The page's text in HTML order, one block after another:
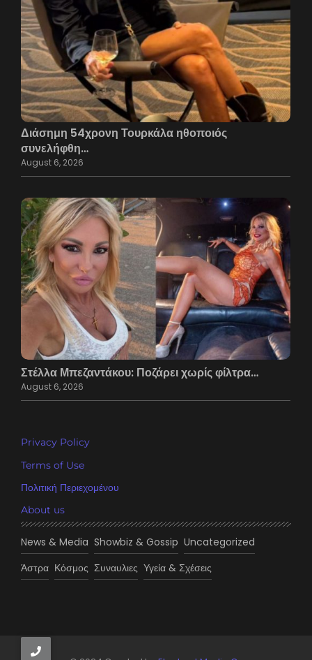
Διάσημη 54χρονη Τουρκάλα ηθοποιός
συνελήφθη…
August 6, 2026
Στέλλα Μπεζαντάκου: Ποζάρει χωρίς φίλτρα…
August 6, 2026
Privacy Policy
Terms of Use
Πολιτική Περιεχομένου
About us
News & Media Showbiz & Gossip Uncategorized
Άστρα Κόσμος Συναυλιες Υγεία & Σχέσεις